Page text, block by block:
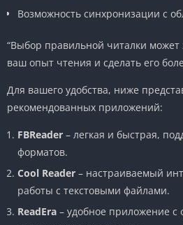
Возможность синхронизации с
“Выбор правильной читалки
ваш опыт чтения и сделать его
Для вашего удобства, ниже
рекомендованных приложений:
FBReader – легкая и быстрая,
форматов.
Cool Reader – настраиваемый
работы с текстовыми файлами.
ReadEra – удобное приложение с